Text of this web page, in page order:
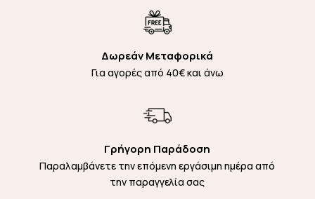
Δωρεάν Μεταφορικά
Για αγορές από 40€ και άνω
Γρήγορη Παράδοση
Παραλαμβάνετε την επόμενη εργάσιμη ημέρα από
την παραγγελία σας